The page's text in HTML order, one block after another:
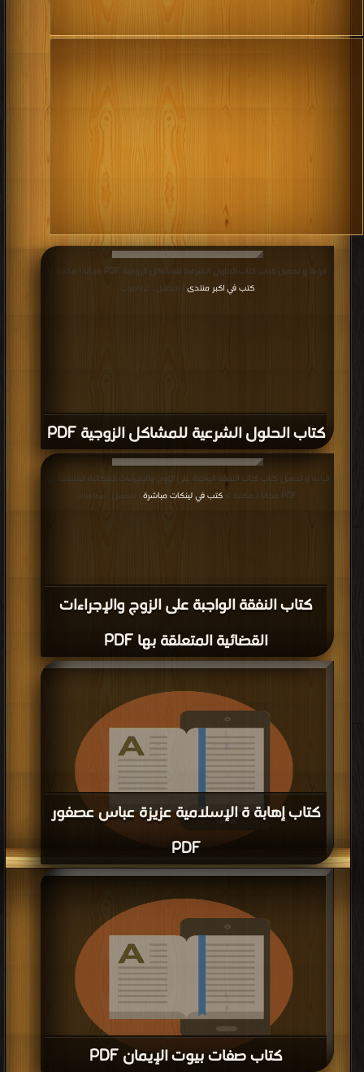
كتاب الحلول الشرعية للمشاكل الزوجية PDF
قراءة و تحميل كتاب كتاب الحلول الشرعية للمشاكل الزوجية PDF مجانا | مكتبة >
كتب في اكبر منتدى
كتاب النفقة الواجبة على الزوج والإجراءات
القضائية المتعلقة بها PDF
قراءة و تحميل كتاب كتاب النفقة الواجبة على الزوج والإجراءات القضائية المتعلقة بها
PDF مجانا | مكتبة >
كتب في لينكات مباشرة
كتاب إهابة ة الإسلامية عزيزة عباس عصفور
PDF
قراءة و تحميل كتاب كتاب إهابة ة الإسلامية عزيزة عباس عصفور PDF مجانا | مكتبة >
كتب في لينكات مباشرة| التحميل : مرة/مرات
كتاب صفات بيوت الإيمان PDF
قراءة و تحميل كتاب كتاب صفات بيوت الإيمان PDF مجانا | مكتبة >
كتب في حمل